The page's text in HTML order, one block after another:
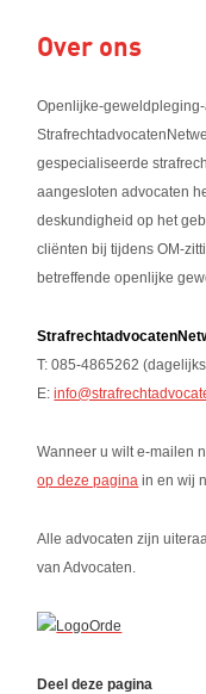
Over ons
Openlijke-
gespecialiseerde
aangesloten advocaten
deskundigheid op het
cliënten bij tijdens OM-
betreffende openlijke
T: 085-4865262
E:
Wanneer u wilt e-mailen
op deze pagina in en wij
Alle advocaten zijn
van Advocaten.
Deel deze pagina